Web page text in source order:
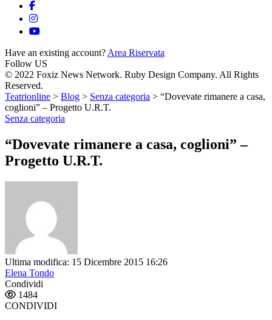
Have an existing account? Area Riservata
Follow US
© 2022 Foxiz News Network. Ruby Design Company. All Rights
Reserved.
Teatrionline > Blog > Senza categoria > “Dovevate rimanere a casa,
coglioni” – Progetto U.R.T.
Senza categoria
“Dovevate rimanere a casa, coglioni” –
Progetto U.R.T.
Ultima modifica: 15 Dicembre 2015 16:26
Elena Tondo
Condividi
1484
CONDIVIDI